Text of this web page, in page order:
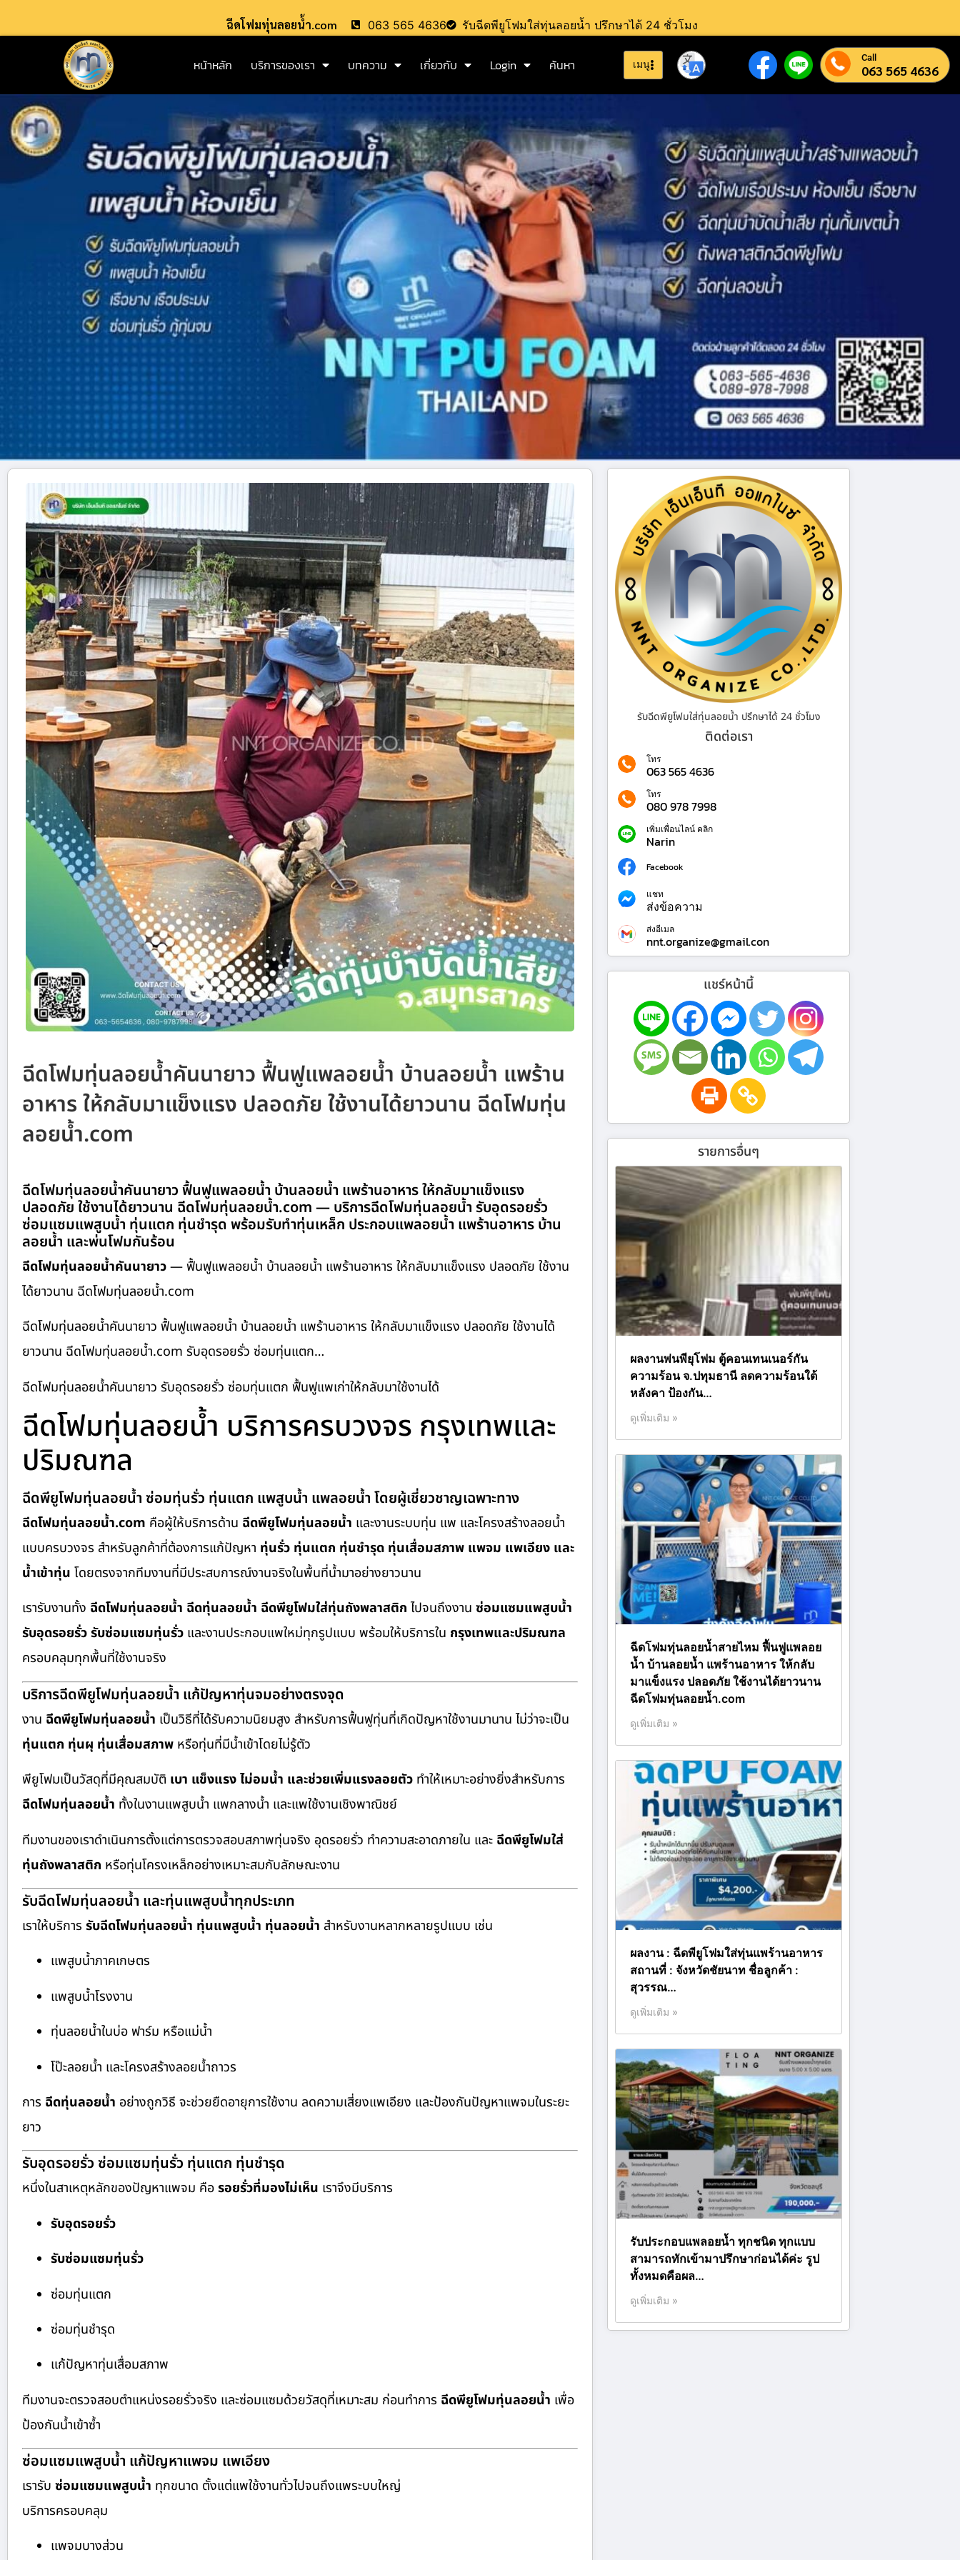
ฉีดโฟมทุ่นลอยน้ำ.com 063 565 4636 รับฉีดพียูโฟมใส่ทุ่นลอยน้ำ ปรึกษาได้ 24 ชั่วโมง
หน้าหลัก บริการของเรา บทความ เกี่ยวกับ Login ค้นหา เมนู Call
063 565 4636
ฉีดโฟมทุ่นลอยน้ำคันนายาว ฟื้นฟูแพลอยน้ำ บ้านลอยน้ำ แพร้าน
อาหาร ให้กลับมาแข็งแรง ปลอดภัย ใช้งานได้ยาวนาน ฉีดโฟมทุ่น
ลอยน้ำ.com
ฉีดโฟมทุ่นลอยน้ำคันนายาว ฟื้นฟูแพลอยน้ำ บ้านลอยน้ำ แพร้านอาหาร ให้กลับมาแข็งแรง
ปลอดภัย ใช้งานได้ยาวนาน ฉีดโฟมทุ่นลอยน้ำ.com — บริการฉีดโฟมทุ่นลอยน้ำ รับอุดรอยรั่ว
ซ่อมแซมแพสูบน้ำ ทุ่นแตก ทุ่นชำรุด พร้อมรับทำทุ่นเหล็ก ประกอบแพลอยน้ำ แพร้านอาหาร บ้าน
ลอยน้ำ และพ่นโฟมกันร้อน
ฉีดโฟมทุ่นลอยน้ำคันนายาว— ฟื้นฟูแพลอยน้ำ บ้านลอยน้ำ แพร้านอาหาร ให้กลับมาแข็งแรง ปลอดภัย ใช้งาน
ได้ยาวนาน ฉีดโฟมทุ่นลอยน้ำ.com
ฉีดโฟมทุ่นลอยน้ำคันนายาว ฟื้นฟูแพลอยน้ำ บ้านลอยน้ำ แพร้านอาหาร ให้กลับมาแข็งแรง ปลอดภัย ใช้งานได้
ยาวนาน ฉีดโฟมทุ่นลอยน้ำ.com รับอุดรอยรั่ว ซ่อมทุ่นแตก…
ฉีดโฟมทุ่นลอยน้ำคันนายาว รับอุดรอยรั่ว ซ่อมทุ่นแตก ฟื้นฟูแพเก่าให้กลับมาใช้งานได้
ฉีดโฟมทุ่นลอยน้ำ บริการครบวงจร กรุงเทพและ
ปริมณฑล
ฉีดพียูโฟมทุ่นลอยน้ำ ซ่อมทุ่นรั่ว ทุ่นแตก แพสูบน้ำ แพลอยน้ำ โดยผู้เชี่ยวชาญเฉพาะทาง
ฉีดโฟมทุ่นลอยน้ำ.com คือผู้ให้บริการด้าน ฉีดพียูโฟมทุ่นลอยน้ำ และงานระบบทุ่น แพ และโครงสร้างลอยน้ำ
แบบครบวงจร สำหรับลูกค้าที่ต้องการแก้ปัญหา ทุ่นรั่ว ทุ่นแตก ทุ่นชำรุด ทุ่นเสื่อมสภาพ แพจม แพเอียง และ
น้ำเข้าทุ่น โดยตรงจากทีมงานที่มีประสบการณ์งานจริงในพื้นที่น้ำมาอย่างยาวนาน
เรารับงานทั้ง ฉีดโฟมทุ่นลอยน้ำ ฉีดทุ่นลอยน้ำ ฉีดพียูโฟมใส่ทุ่นถังพลาสติก ไปจนถึงงาน ซ่อมแซมแพสูบน้ำ
รับอุดรอยรั่ว รับซ่อมแซมทุ่นรั่ว และงานประกอบแพใหม่ทุกรูปแบบ พร้อมให้บริการใน กรุงเทพและปริมณฑล
ครอบคลุมทุกพื้นที่ใช้งานจริง
บริการฉีดพียูโฟมทุ่นลอยน้ำ แก้ปัญหาทุ่นจมอย่างตรงจุด
งาน ฉีดพียูโฟมทุ่นลอยน้ำ เป็นวิธีที่ได้รับความนิยมสูง สำหรับการฟื้นฟูทุ่นที่เกิดปัญหาใช้งานมานาน ไม่ว่าจะเป็น
ทุ่นแตก ทุ่นผุ ทุ่นเสื่อมสภาพ หรือทุ่นที่มีน้ำเข้าโดยไม่รู้ตัว
พียูโฟมเป็นวัสดุที่มีคุณสมบัติ เบา แข็งแรง ไม่อมน้ำ และช่วยเพิ่มแรงลอยตัว ทำให้เหมาะอย่างยิ่งสำหรับการ
ฉีดโฟมทุ่นลอยน้ำ ทั้งในงานแพสูบน้ำ แพกลางน้ำ และแพใช้งานเชิงพาณิชย์
ทีมงานของเราดำเนินการตั้งแต่การตรวจสอบสภาพทุ่นจริง อุดรอยรั่ว ทำความสะอาดภายใน และ ฉีดพียูโฟมใส่
ทุ่นถังพลาสติก หรือทุ่นโครงเหล็กอย่างเหมาะสมกับลักษณะงาน
รับฉีดโฟมทุ่นลอยน้ำ และทุ่นแพสูบน้ำทุกประเภท
เราให้บริการ รับฉีดโฟมทุ่นลอยน้ำ ทุ่นแพสูบน้ำ ทุ่นลอยน้ำ สำหรับงานหลากหลายรูปแบบ เช่น
แพสูบน้ำภาคเกษตร
แพสูบน้ำโรงงาน
ทุ่นลอยน้ำในบ่อ ฟาร์ม หรือแม่น้ำ
โป๊ะลอยน้ำ และโครงสร้างลอยน้ำถาวร
การ ฉีดทุ่นลอยน้ำ อย่างถูกวิธี จะช่วยยืดอายุการใช้งาน ลดความเสี่ยงแพเอียง และป้องกันปัญหาแพจมในระยะ
ยาว
รับอุดรอยรั่ว ซ่อมแซมทุ่นรั่ว ทุ่นแตก ทุ่นชำรุด
หนึ่งในสาเหตุหลักของปัญหาแพจม คือรอยรั่วที่มองไม่เห็น เราจึงมีบริการ
รับอุดรอยรั่ว
รับซ่อมแซมทุ่นรั่ว
ซ่อมทุ่นแตก
ซ่อมทุ่นชำรุด
แก้ปัญหาทุ่นเสื่อมสภาพ
ทีมงานจะตรวจสอบตำแหน่งรอยรั่วจริง และซ่อมแซมด้วยวัสดุที่เหมาะสม ก่อนทำการ ฉีดพียูโฟมทุ่นลอยน้ำ เพื่อ
ป้องกันน้ำเข้าซ้ำ
ซ่อมแซมแพสูบน้ำ แก้ปัญหาแพจม แพเอียง
เรารับ ซ่อมแซมแพสูบน้ำ ทุกขนาด ตั้งแต่แพใช้งานทั่วไปจนถึงแพระบบใหญ่
บริการครอบคลุม
แพจมบางส่วน
รับฉีดพียูโฟมใส่ทุ่นลอยน้ำ ปรึกษาได้ 24 ชั่วโมง
ติดต่อเรา
โทร
063 565 4636
โทร
080 978 7998
เพิ่มเพื่อนไลน์ คลิก
Narin
Facebook
แชท
ส่งข้อความ
ส่งอีเมล
nnt.organize@gmail.con
แชร์หน้านี้
รายการอื่นๆ
ผลงานพ่นพียุโฟม ตู้คอนเทนเนอร์กัน
ความร้อน จ.ปทุมธานี ลดความร้อนใต้
หลังคา ป้องกัน…
ดูเพิ่มเติม »
ฉีดโฟมทุ่นลอยน้ำสายไหม ฟื้นฟูแพลอย
น้ำ บ้านลอยน้ำ แพร้านอาหาร ให้กลับ
มาแข็งแรง ปลอดภัย ใช้งานได้ยาวนาน
ฉีดโฟมทุ่นลอยน้ำ.com
ดูเพิ่มเติม »
ผลงาน : ฉีดพียูโฟมใส่ทุ่นแพร้านอาหาร
สถานที่ : จังหวัดชัยนาท ชื่อลูกค้า :
สุวรรณ…
ดูเพิ่มเติม »
รับประกอบแพลอยน้ำ ทุกชนิด ทุกแบบ
สามารถทักเข้ามาปรึกษาก่อนได้ค่ะ รูป
ทั้งหมดคือผล…
ดูเพิ่มเติม »